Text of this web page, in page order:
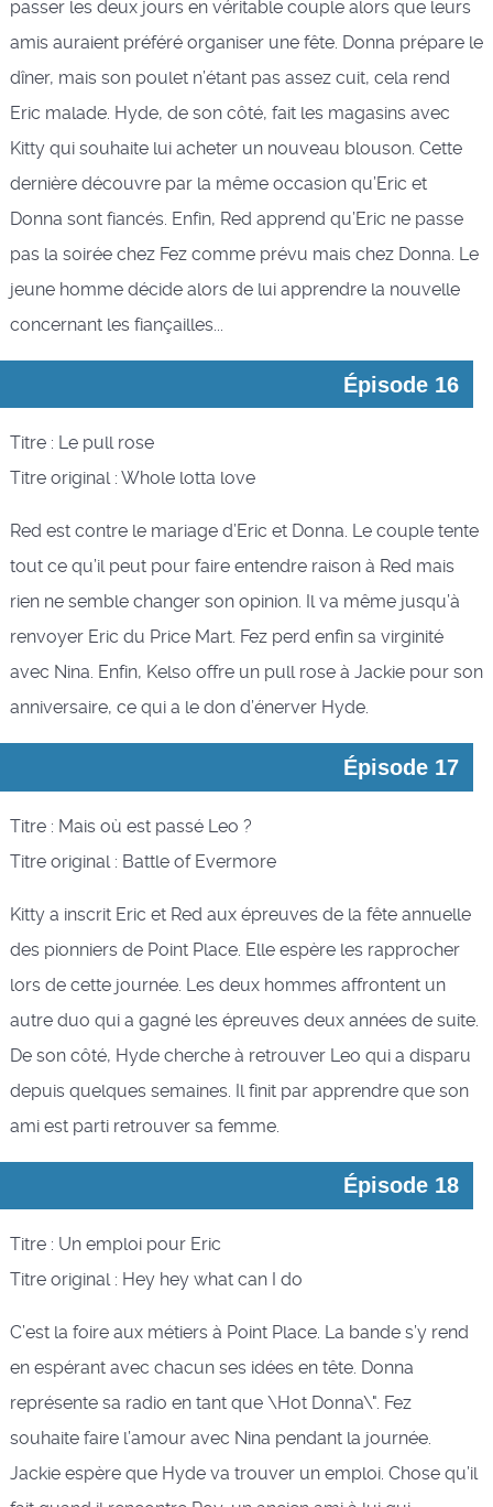
passer les deux jours en véritable couple alors que leurs
amis auraient préféré organiser une fête. Donna prépare le
dîner, mais son poulet n’étant pas assez cuit, cela rend
Eric malade. Hyde, de son côté, fait les magasins avec
Kitty qui souhaite lui acheter un nouveau blouson. Cette
dernière découvre par la même occasion qu’Eric et
Donna sont fiancés. Enfin, Red apprend qu’Eric ne passe
pas la soirée chez Fez comme prévu mais chez Donna. Le
jeune homme décide alors de lui apprendre la nouvelle
concernant les fiançailles...
Épisode 16
Titre : Le pull rose
Titre original : Whole lotta love
Red est contre le mariage d’Eric et Donna. Le couple tente
tout ce qu’il peut pour faire entendre raison à Red mais
rien ne semble changer son opinion. Il va même jusqu’à
renvoyer Eric du Price Mart. Fez perd enfin sa virginité
avec Nina. Enfin, Kelso offre un pull rose à Jackie pour son
anniversaire, ce qui a le don d’énerver Hyde.
Épisode 17
Titre : Mais où est passé Leo ?
Titre original : Battle of Evermore
Kitty a inscrit Eric et Red aux épreuves de la fête annuelle
des pionniers de Point Place. Elle espère les rapprocher
lors de cette journée. Les deux hommes affrontent un
autre duo qui a gagné les épreuves deux années de suite.
De son côté, Hyde cherche à retrouver Leo qui a disparu
depuis quelques semaines. Il finit par apprendre que son
ami est parti retrouver sa femme.
Épisode 18
Titre : Un emploi pour Eric
Titre original : Hey hey what can I do
C’est la foire aux métiers à Point Place. La bande s’y rend
en espérant avec chacun ses idées en tête. Donna
représente sa radio en tant que \Hot Donna\". Fez
souhaite faire l’amour avec Nina pendant la journée.
Jackie espère que Hyde va trouver un emploi. Chose qu’il